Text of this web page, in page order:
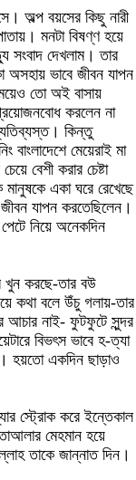
অল্প বয়সের কিছু নারী
মনটা বিষণ্ণ হয়ে
সংবাদ দেখলাম। তার
অসহায় ভাবে জীবন যাপন
তো অই বাসায়
করলেন না
কিন্তু
বাংলাদেশে মেয়েরাই মা
বেশী করার চেষ্টা
একা ঘরে রেখেছে
যাপন করতেছিলেন।
নিয়ে অনেকদিন
খুন করছে-তার বউ
কথা বলে উঁচু গলায়-তার
আচার নাই- ফুটফুটে সুন্দর
বিভৎস ভাবে হ-ত্যা
হয়তো একদিন ছাড়াও
স্ট্রোক করে ইন্তেকাল
মেহমান হয়ে
তাকে জান্নাত দিন।